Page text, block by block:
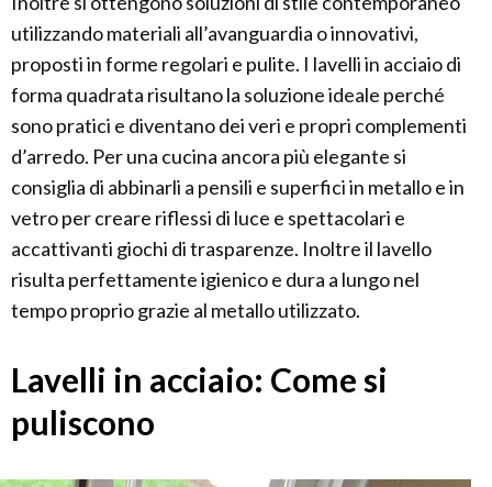
utilizzando materiali all’avanguardia o innovativi,
proposti in forme regolari e pulite. I lavelli in acciaio di
forma quadrata risultano la soluzione ideale perché
sono pratici e diventano dei veri e propri complementi
d’arredo. Per una cucina ancora più elegante si
consiglia di abbinarli a pensili e superfici in metallo e in
vetro per creare riflessi di luce e spettacolari e
accattivanti giochi di trasparenze. Inoltre il lavello
risulta perfettamente igienico e dura a lungo nel
tempo proprio grazie al metallo utilizzato.
Lavelli in acciaio: Come si
puliscono